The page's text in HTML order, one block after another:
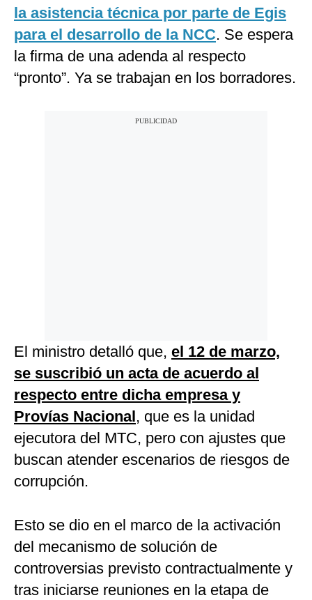
la asistencia técnica por parte de Egis
para el desarrollo de la NCC. Se espera
la firma de una adenda al respecto
“pronto”. Ya se trabajan en los borradores.
El ministro detalló que, el 12 de marzo,
se suscribió un acta de acuerdo al
respecto entre dicha empresa y
Provías Nacional, que es la unidad
ejecutora del MTC, pero con ajustes que
buscan atender escenarios de riesgos de
corrupción.
Esto se dio en el marco de la activación
del mecanismo de solución de
controversias previsto contractualmente y
tras iniciarse reuniones en la etapa de